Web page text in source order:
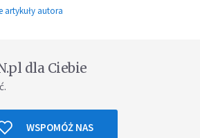
artykuły autora
dla Ciebie
WSPOMÓŻ NAS